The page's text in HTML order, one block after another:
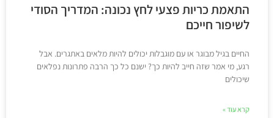
התאמת כריות פצעי לחץ נכונה: המדריך הסודי
לשיפור חייכם
החיים בגיל מבוגר או עם מוגבלות יכולים להיות מלאים באתגרים. אבל
רגע, מי אמר שזה חייב להיות כך? ישנם כל כך הרבה פתרונות נפלאים
שיכולים
קרא עוד »